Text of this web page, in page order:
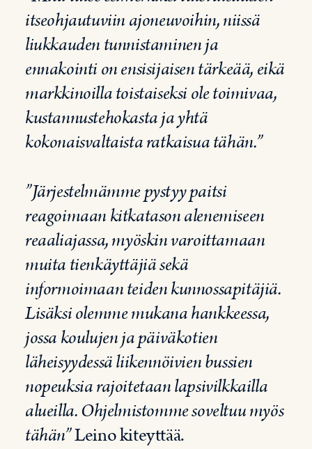
itseohjautuviin ajoneuvoihin, niissä
liukkauden tunnistaminen ja
ennakointi on ensisijaisen tärkeää, eikä
markkinoilla toistaiseksi ole toimivaa,
kustannustehokasta ja yhtä
kokonaisvaltaista ratkaisua tähän.”
”Järjestelmämme pystyy paitsi
reagoimaan kitkatason alenemiseen
reaaliajassa, myöskin varoittamaan
muita tienkäyttäjiä sekä
informoimaan teiden kunnossapitäjiä.
Lisäksi olemme mukana hankkeessa,
jossa koulujen ja päiväkotien
läheisyydessä liikennöivien bussien
nopeuksia rajoitetaan lapsivilkkailla
alueilla. Ohjelmistomme soveltuu myös
tähän”Leino kiteyttää.